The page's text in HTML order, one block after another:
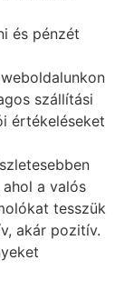
és pénzét
szállítási
értékeléseket
ahol a valós
tesszük
akár pozitív.